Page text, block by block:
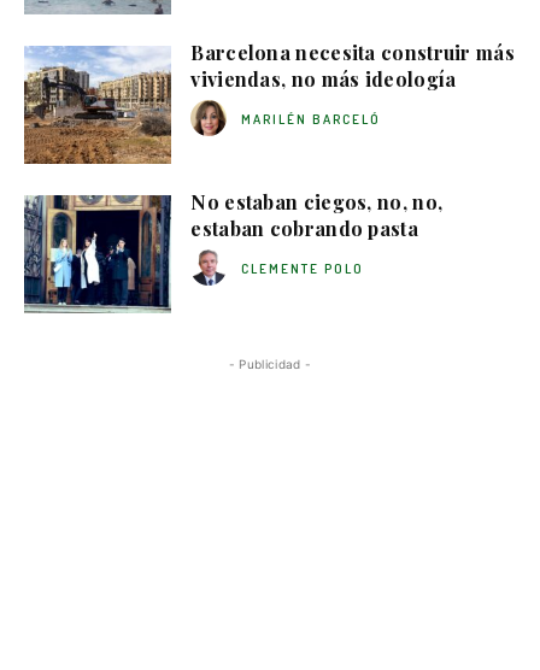
Barcelona necesita construir más
viviendas, no más ideología
MARILÉN BARCELÓ
No estaban ciegos, no, no,
estaban cobrando pasta
CLEMENTE POLO
- Publicidad -